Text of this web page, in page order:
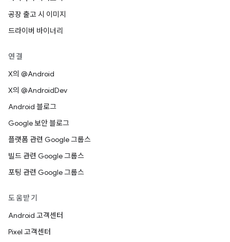
공장 출고 시 이미지
드라이버 바이너리
연결
X의 @Android
X의 @AndroidDev
Android 블로그
Google 보안 블로그
플랫폼 관련 Google 그룹스
빌드 관련 Google 그룹스
포팅 관련 Google 그룹스
도움받기
Android 고객센터
Pixel 고객센터